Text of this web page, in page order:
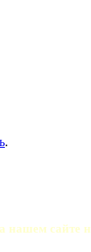
.
нашем сайте